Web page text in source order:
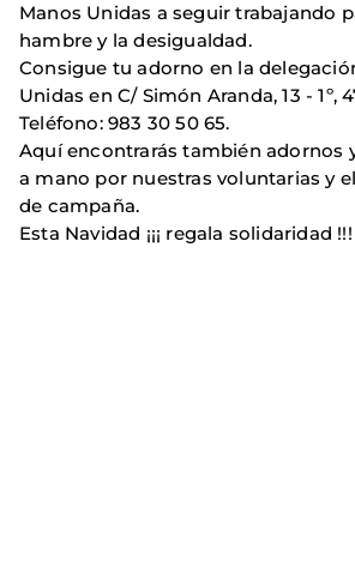
Manos Unidas a seguir trabajando
hambre y la desigualdad.
Consigue tu adorno en la
Unidas en C/ Simón Aranda, 13 - 1º,
Teléfono: 983 30 50 65.
Aquí encontrarás también adornos
a mano por nuestras voluntarias y
de campaña.
Esta Navidad ¡¡¡ regala solidaridad !!!